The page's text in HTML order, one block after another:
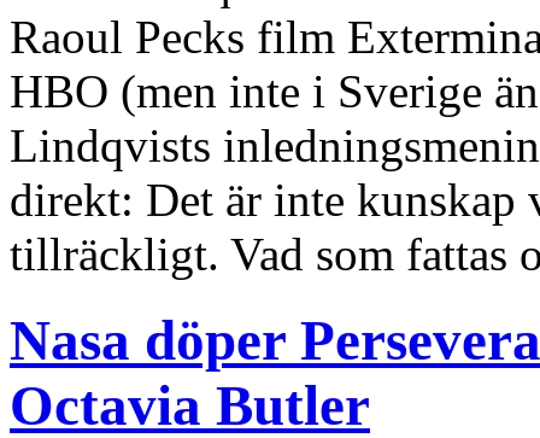
Raoul Pecks film
HBO (men inte i Sverige
Lindqvists
direkt: Det är inte kunskap
tillräckligt. Vad som fattas
Nasa döper
Octavia Butler